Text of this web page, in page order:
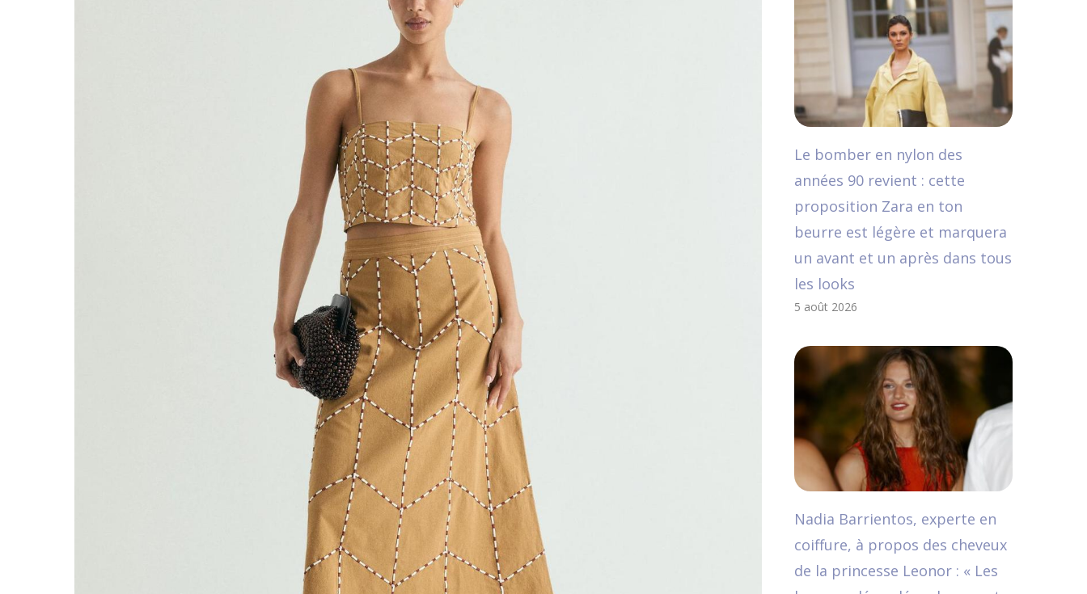
Le bomber en nylon des
années 90 revient : cette
proposition Zara en ton
beurre est légère et marquera
un avant et un après dans tous
les looks
5 août 2026
Nadia Barrientos, experte en
coiffure, à propos des cheveux
de la princesse Leonor : « Les